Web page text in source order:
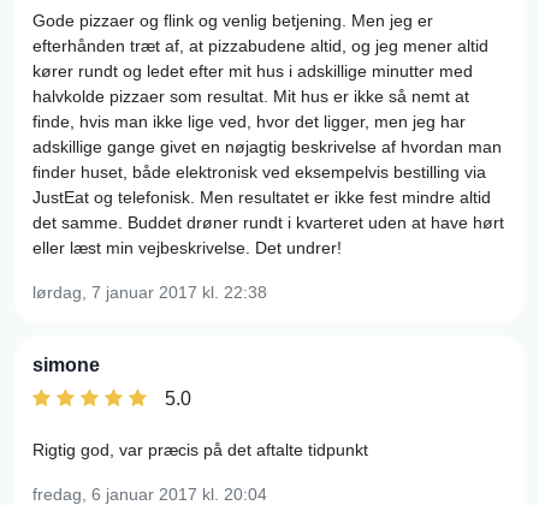
Gode pizzaer og flink og venlig betjening. Men jeg er
efterhånden træt af, at pizzabudene altid, og jeg mener altid
kører rundt og ledet efter mit hus i adskillige minutter med
halvkolde pizzaer som resultat. Mit hus er ikke så nemt at
finde, hvis man ikke lige ved, hvor det ligger, men jeg har
adskillige gange givet en nøjagtig beskrivelse af hvordan man
finder huset, både elektronisk ved eksempelvis bestilling via
JustEat og telefonisk. Men resultatet er ikke fest mindre altid
det samme. Buddet drøner rundt i kvarteret uden at have hørt
eller læst min vejbeskrivelse. Det undrer!
lørdag, 7 januar 2017 kl. 22:38
simone
5.0
Rigtig god, var præcis på det aftalte tidpunkt
fredag, 6 januar 2017 kl. 20:04